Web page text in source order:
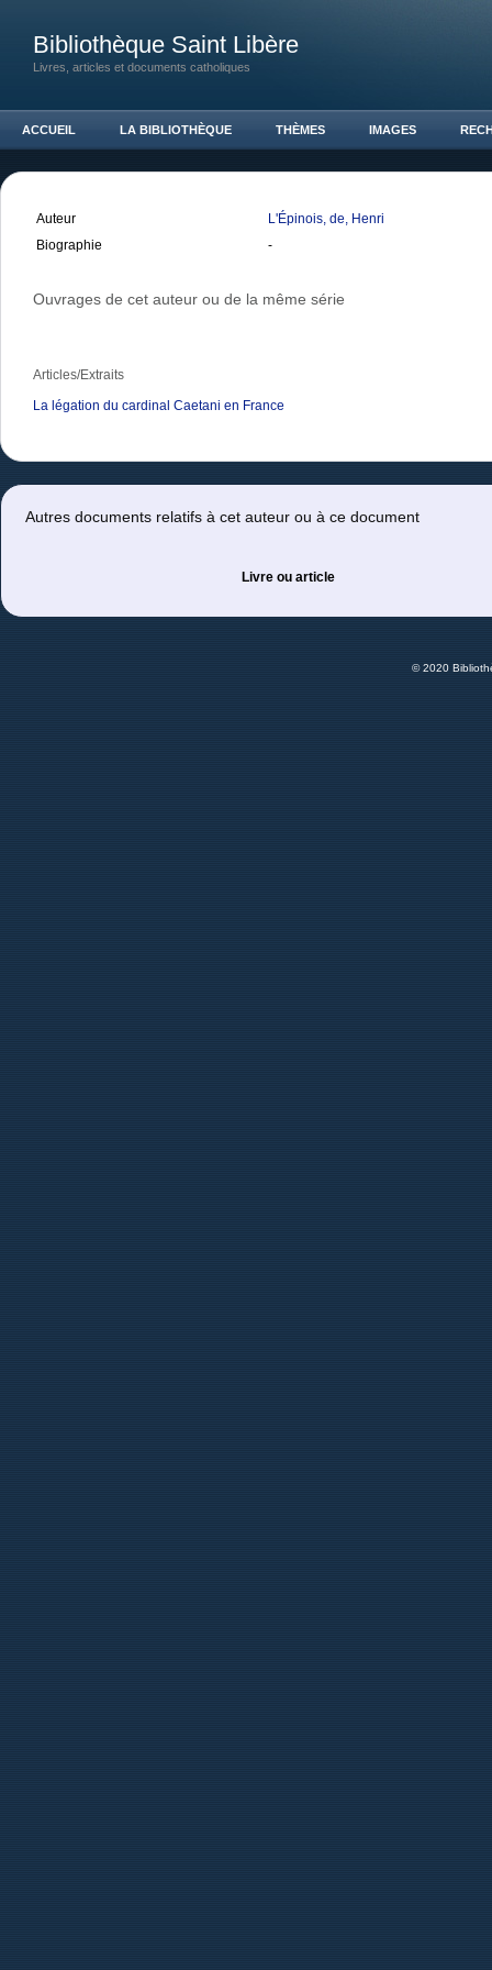
Bibliothèque Saint Libère
Livres, articles et documents catholiques
ACCUEIL LA BIBLIOTHÈQUE THÈMES IMAGES
Auteur
L'Épinois, de, Henri
Biographie
-
Ouvrages de cet auteur ou de la même série
Articles/Extraits
La légation du cardinal Caetani en France
Autres documents relatifs à cet auteur ou à ce document
Livre ou article
© 2020